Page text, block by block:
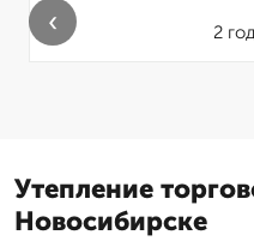
2
‹
Утепление
Новосибирске